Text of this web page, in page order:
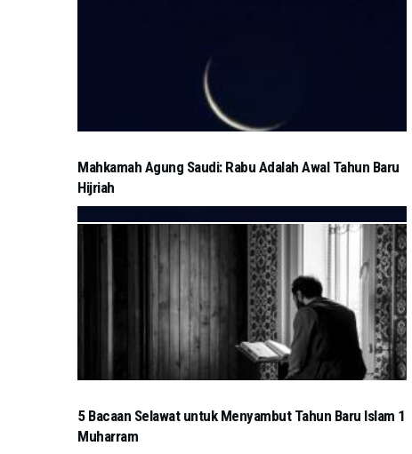
Mahkamah Agung Saudi: Rabu Adalah Awal Tahun Baru
Hijriah
5 Bacaan Selawat untuk Menyambut Tahun Baru Islam 1
Muharram